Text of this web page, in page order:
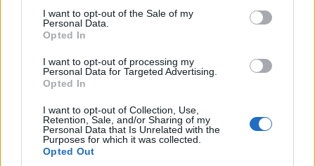
I want to opt-out of the Sale of my
Personal Data.
Opted In
I want to opt-out of processing my
Personal Data for Targeted Advertising.
Opted In
I want to opt-out of Collection, Use,
Retention, Sale, and/or Sharing of my
Personal Data that Is Unrelated with the
Purposes for which it was collected.
Opted Out
Örültél neki ugye, hogy kitiltottak egy hónapra? Persze nem azért,
mert szidtam másnak az anyját, mint Te valamikor tetted az
enyémmel valamely kommentem miatt, ami miatt akkor téged
tiltottak ki. Én azóta nem foglalkozok veled, kérlek Te se tedd
velem! Világos, érted?
oldrider
2026. 07. 14. 16:26
Előzmény: